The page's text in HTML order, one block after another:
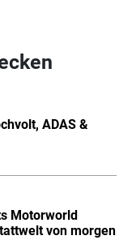
ADAS &
Motorworld
von morgen